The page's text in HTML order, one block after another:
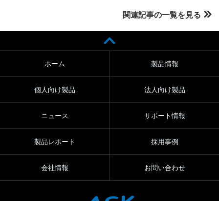
関連記事の一覧を見る
ホーム 製品情報
個人向け製品 法人向け製品
ニュース サポート情報
製品レポート 採用事例
会社情報 お問い合わせ